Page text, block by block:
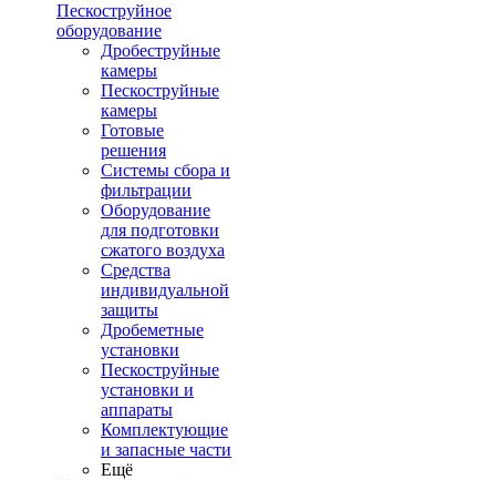
Пескоструйное
оборудование
Дробеструйные
камеры
Пескоструйные
камеры
Готовые
решения
Системы сбора и
фильтрации
Оборудование
для подготовки
сжатого воздуха
Средства
индивидуальной
защиты
Дробеметные
установки
Пескоструйные
установки и
аппараты
Комплектующие
и запасные части
Ещё